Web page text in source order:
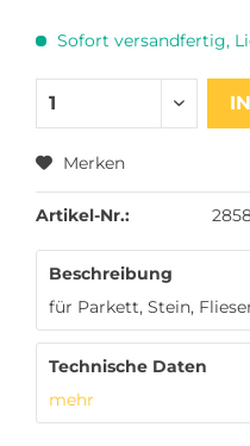
Sofort versandfertig,
Merken
Artikel-Nr.:
Beschreibung
für Parkett, Stein,
Technische Daten
mehr